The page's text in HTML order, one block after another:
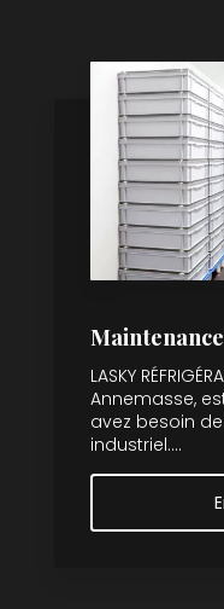
LASKY
Annemasse,
avez besoin
industriel....